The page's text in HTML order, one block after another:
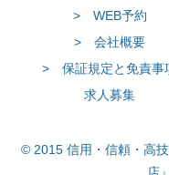
> WEB予約
> 会社概要
> 保証規定と免責事
求人募集
© 2015 信用・信頼・高
店